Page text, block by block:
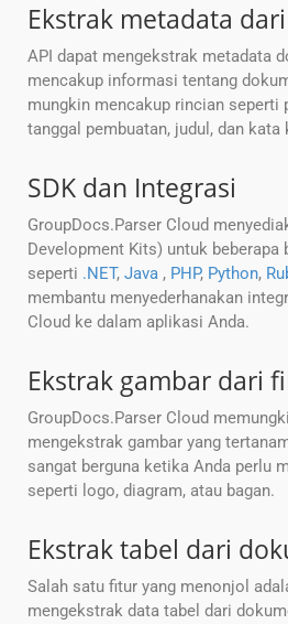
Ekstrak metadata dari
API dapat mengekstrak metadata
mencakup informasi tentang
mungkin mencakup rincian seperti
tanggal pembuatan, judul, dan kata
SDK dan Integrasi
GroupDocs.Parser Cloud
Development Kits) untuk beberapa
seperti .NET, Java , PHP, Python,
membantu menyederhanakan
Cloud ke dalam aplikasi Anda.
Ekstrak gambar dari
GroupDocs.Parser Cloud
mengekstrak gambar yang
sangat berguna ketika Anda perlu
seperti logo, diagram, atau bagan.
Ekstrak tabel dari
Salah satu fitur yang menonjol
mengekstrak data tabel dari